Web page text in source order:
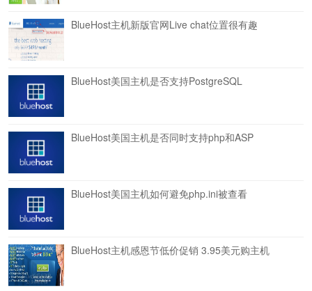
BlueHost主机新版官网Live chat位置很有趣
BlueHost美国主机是否支持PostgreSQL
BlueHost美国主机是否同时支持php和ASP
BlueHost美国主机如何避免php.ini被查看
BlueHost主机感恩节低价促销 3.95美元购主机